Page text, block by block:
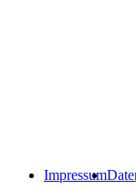
Impressum